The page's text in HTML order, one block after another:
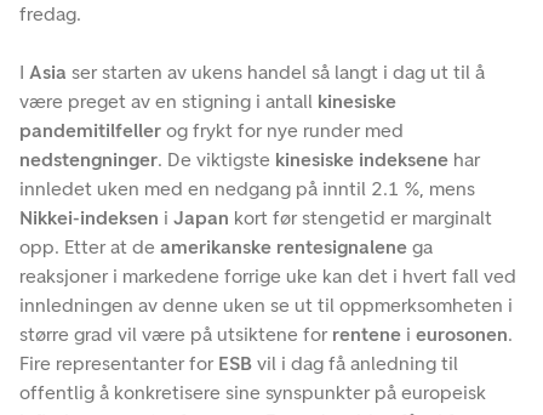
fredag.
I Asia ser starten av ukens handel så langt i dag ut til å
være preget av en stigning i antall kinesiske
pandemitilfeller og frykt for nye runder med
nedstengninger. De viktigste kinesiske indeksene har
innledet uken med en nedgang på inntil 2.1 %, mens
Nikkei-indeksen i Japan kort før stengetid er marginalt
opp. Etter at de amerikanske rentesignalene ga
reaksjoner i markedene forrige uke kan det i hvert fall ved
innledningen av denne uken se ut til oppmerksomheten i
større grad vil være på utsiktene for rentene i eurosonen.
Fire representanter for ESB vil i dag få anledning til
offentlig å konkretisere sine synspunkter på europeisk